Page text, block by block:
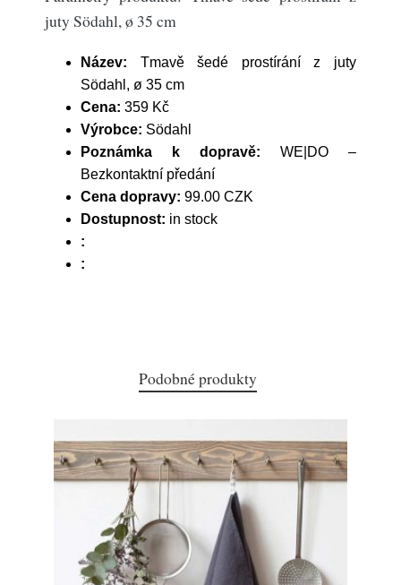
juty Södahl, ø 35 cm
Název: Tmavě šedé prostírání z juty
Södahl, ø 35 cm
Cena: 359 Kč
Výrobce: Södahl
Poznámka k dopravě: WE|DO –
Bezkontaktní předání
Cena dopravy: 99.00 CZK
Dostupnost: in stock
:
:
Podobné produkty